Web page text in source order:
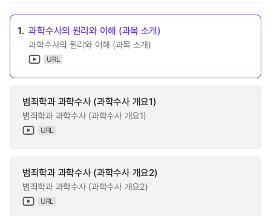
1. 과학수사의 원리와 이해 (과목 소개)
과학수사의 원리와 이해 (과목 소개)
URL
범죄학과 과학수사 (과학수사 개요1)
범죄학과 과학수사 (과학수사 개요1)
URL
범죄학과 과학수사 (과학수사 개요2)
범죄학과 과학수사 (과학수사 개요2)
URL